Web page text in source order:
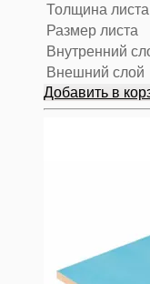
Толщина листа
Размер листа
Внутренний
Внешний слой
Добавить в